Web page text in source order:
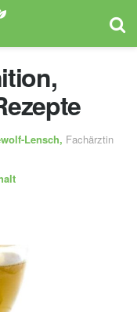
Lensch, Fachärztin